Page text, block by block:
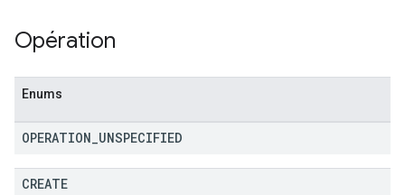
Opération
Enums
OPERATION UNSPECIFIED
CREATE